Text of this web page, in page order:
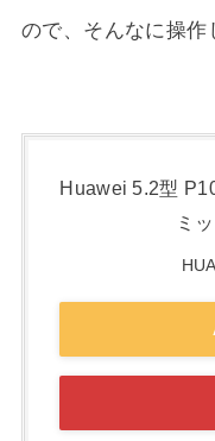
ので、そんなに操作
Huawei 5.2型
ミ